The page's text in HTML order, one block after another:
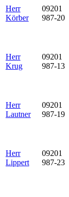
Herr
Körber
09201
987-20
Herr
Krug
09201
987-13
Herr
Lautner
09201
987-19
Herr
Lippert
09201
987-23